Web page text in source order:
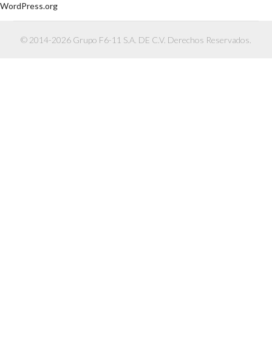
WordPress.org
© 2014-2026 Grupo F6-11 S.A. DE C.V. Derechos Reservados.